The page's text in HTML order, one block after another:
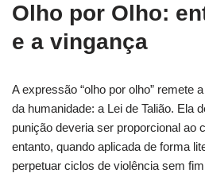
Olho por Olho:
e a vingança
A expressão “olho por olho” remete
da humanidade: a Lei de Talião. Ela
punição deveria ser proporcional ao
entanto, quando aplicada de forma
perpetuar ciclos de violência sem